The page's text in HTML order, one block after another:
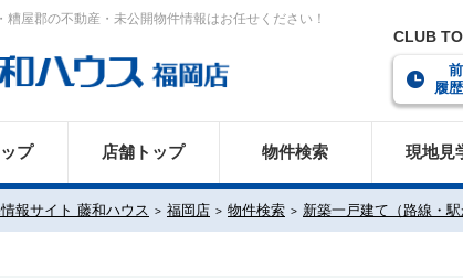
糟屋郡の不動産・未公開物件情報はお任せください！
CLUB
履
プ 店舗トップ 物件検索 現地見
報サイト 藤和ハウス 福岡店 物件検索 新築一戸建て（路線・駅